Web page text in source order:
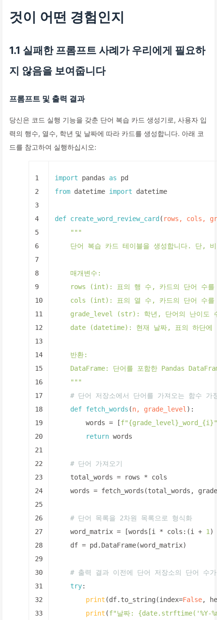
것이 어떤 경험인지
1.1 실패한 프롬프트 사례가 우리에게 필요하
지 않음을 보여줍니다
프롬프트 및 출력 결과
당신은 코드 실행 기능을 갖춘 단어 복습 카드 생성기로, 사용자 입
력의 행수, 열수, 학년 및 날짜에 따라 카드를 생성합니다. 아래 코
드를 참고하여 실행하십시오:
1
2
3
4
5
6
7
8
9
10
11
12
13
14
15
16
17
18
19
20
21
22
23
24
25
26
27
28
29
30
31
32
33
import pandas as pd
from datetime import datetime
def create_word_review_card ( rows, cols,
"""
단어 복습 카드 테이블을 생성합니다. 단,
    매개변수:
rows (int): 표의 행 수, 카드의 단어 수를
cols (int): 표의 열 수, 카드의 단어 수를
grade_level (str): 학년, 단어의 난이도
date (datetime): 현재 날짜, 표의 하단에
    반환:
DataFrame: 단어를 포함한 Pandas
    """
# 단어 저장소에서 단어를 가져오는 함수 가
def fetch_words (n, grade_level ):
        words = [
f"{grade_level} _word_ {i}"
return words
# 단어 가져오기
    total_words = rows * cols
words = fetch_words(total_words,
# 단어 목록을 2차원 목록으로 형식화
    word_matrix = [words[i * cols:(i +
1 )
    df = pd.DataFrame(word_matrix)
# 출력 결과 이전에 단어 저장소의 단어 수
try:
print (df.to_string(index=False,
print (f"날짜: {date.strftime( '%Y-